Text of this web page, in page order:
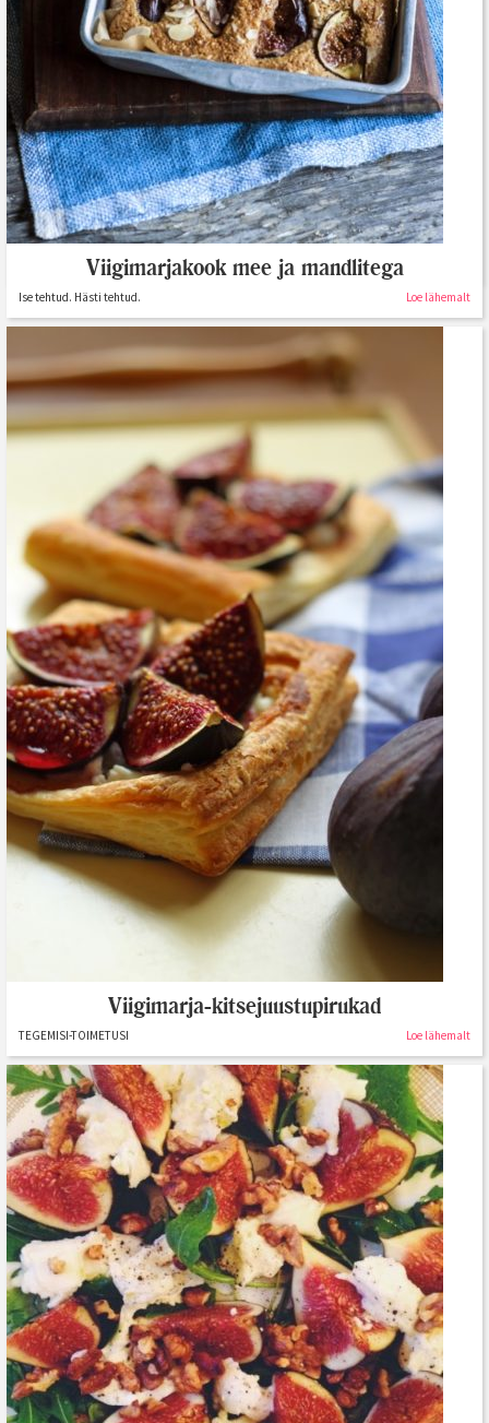
Viigimarjamoos
davahtaresidenceViigimarjakook mee ja mandlitega
Ise tehtud. Hästi tehtud. Loe lähemalt
Viigimarja-kitsejuustupirukad
TEGEMISI-TOIMETUSI Loe lähemalt